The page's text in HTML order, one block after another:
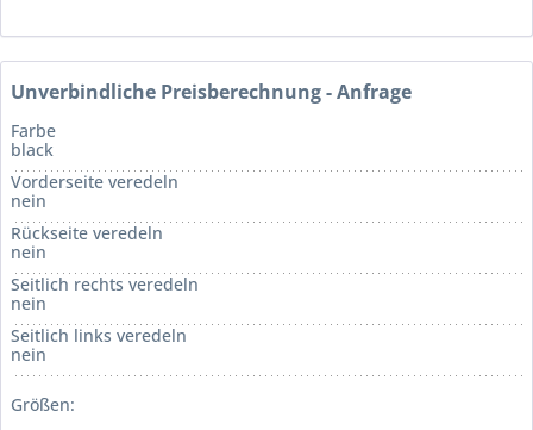
Unverbindliche Preisberechnung - Anfrage
Farbe
black
Vorderseite veredeln
nein
Rückseite veredeln
nein
Seitlich rechts veredeln
nein
Seitlich links veredeln
nein
Größen: